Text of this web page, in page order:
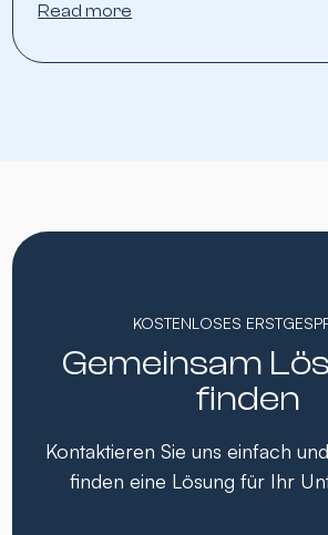
Read more
KOSTENLOSES
Gemeinsam
finden
Kontaktieren Sie uns einfach
finden eine Lösung für Ihr